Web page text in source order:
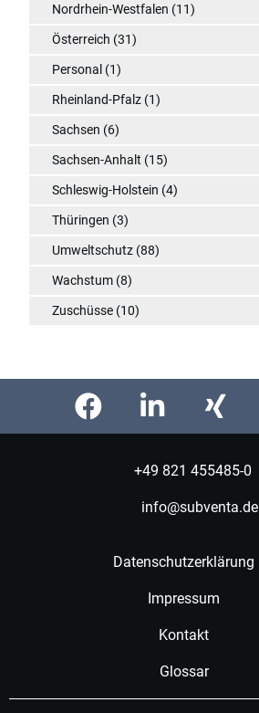
Nordrhein-Westfalen (11)
Österreich (31)
Personal (1)
Rheinland-Pfalz (1)
Sachsen (6)
Sachsen-Anhalt (15)
Schleswig-Holstein (4)
Thüringen (3)
Umweltschutz (88)
Wachstum (8)
Zuschüsse (10)
+49 821 455485-0
info@subventa.de
Datenschutzerklärung
Impressum
Kontakt
Glossar